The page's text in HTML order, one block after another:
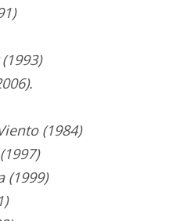
(1984)
(1999)